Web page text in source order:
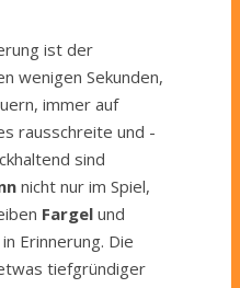
ist der
wenigen Sekunden,
immer auf
rausschreite und -
sind
nicht nur im Spiel,
Fargel und
Erinnerung. Die
tiefgründiger